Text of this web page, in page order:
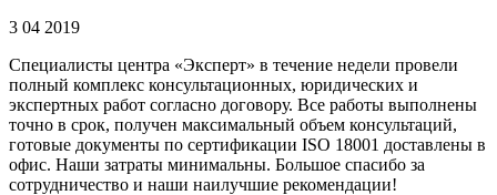
3 04 2019
Специалисты центра «Эксперт» в течение недели провели
полный комплекс консультационных, юридических и
экспертных работ согласно договору. Все работы выполнены
точно в срок, получен максимальный объем консультаций,
готовые документы по сертификации ISO 18001 доставлены в
офис. Наши затраты минимальны. Большое спасибо за
сотрудничество и наши наилучшие рекомендации!